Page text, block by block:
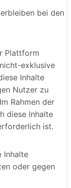
bei den
Plattform
exklusive
Inhalte
Nutzer zu
Rahmen der
diese Inhalte
ist.
Inhalte
oder gegen